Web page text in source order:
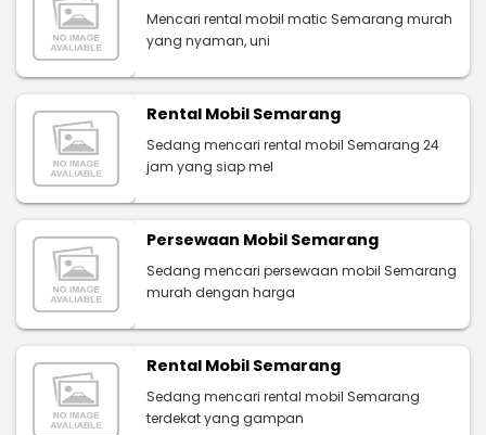
Mencari rental mobil matic Semarang murah
yang nyaman, uni
Rental Mobil Semarang
Sedang mencari rental mobil Semarang 24
jam yang siap mel
Persewaan Mobil Semarang
Sedang mencari persewaan mobil Semarang
murah dengan harga
Rental Mobil Semarang
Sedang mencari rental mobil Semarang
terdekat yang gampan